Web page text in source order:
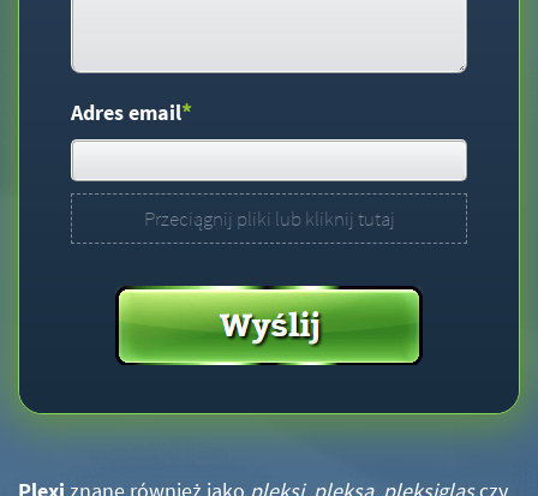
Adres email*
Przeciągnij pliki lub kliknij tutaj